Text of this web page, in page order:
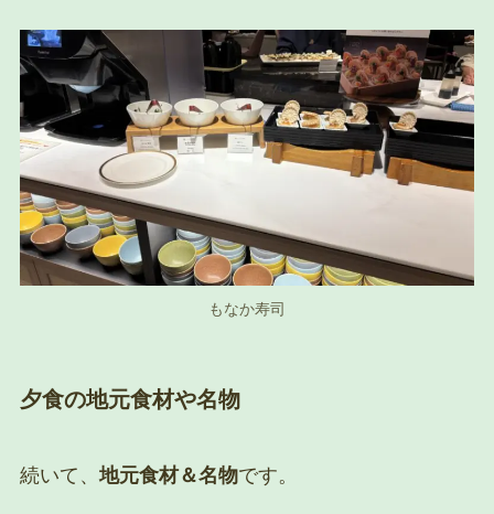
もなか寿司
夕食の地元食材や名物
続いて、地元食材＆名物です。